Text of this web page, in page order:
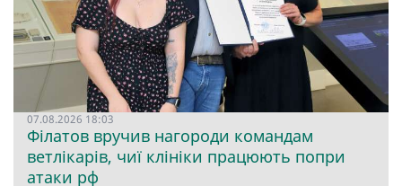
07.08.2026 18:03
Філатов вручив нагороди командам
ветлікарів, чиї клініки працюють попри
атаки рф